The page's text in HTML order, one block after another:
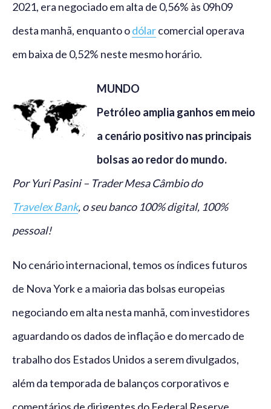
2021, era negociado em alta de 0,56% às 09h09
desta manhã, enquanto odólarcomercial operava
em baixa de 0,52% neste mesmo horário.
MUNDO
Petróleo amplia ganhos em meio
a cenário positivo nas principais
bolsas ao redor do mundo.
Por Yuri Pasini – Trader Mesa Câmbio do
Travelex Bank, o seu banco 100% digital, 100%
pessoal!
No cenário internacional, temos os índices futuros
de Nova York e a maioria das bolsas europeias
negociando em alta nesta manhã, com investidores
aguardando os dados de inflação e do mercado de
trabalho dos Estados Unidos a serem divulgados,
além da temporada de balanços corporativos e